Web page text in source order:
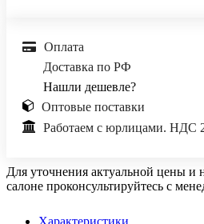
Оплата
Доставка по РФ
Нашли дешевле?
Оптовые поставки
Работаем с юрлицами. НДС
Для уточнения актуальной цены и
салоне проконсультируйтесь с
Характеристики